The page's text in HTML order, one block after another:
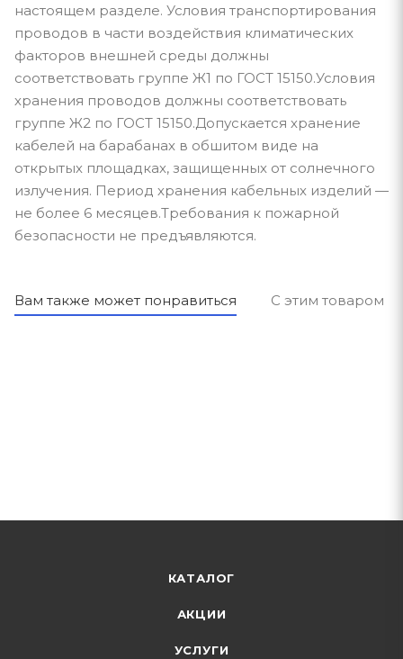
настоящем разделе. Условия транспортирования
проводов в части воздействия климатических
факторов внешней среды должны
соответствовать группе Ж1 по ГОСТ 15150.Условия
хранения проводов должны соответствовать
группе Ж2 по ГОСТ 15150.Допускается хранение
кабелей на барабанах в обшитом виде на
открытых площадках, защищенных от солнечного
излучения. Период хранения кабельных изделий —
не более 6 месяцев.Требования к пожарной
безопасности не предъявляются.
Вам также может понравиться С этим товаром
КАТАЛОГ
АКЦИИ
УСЛУГИ